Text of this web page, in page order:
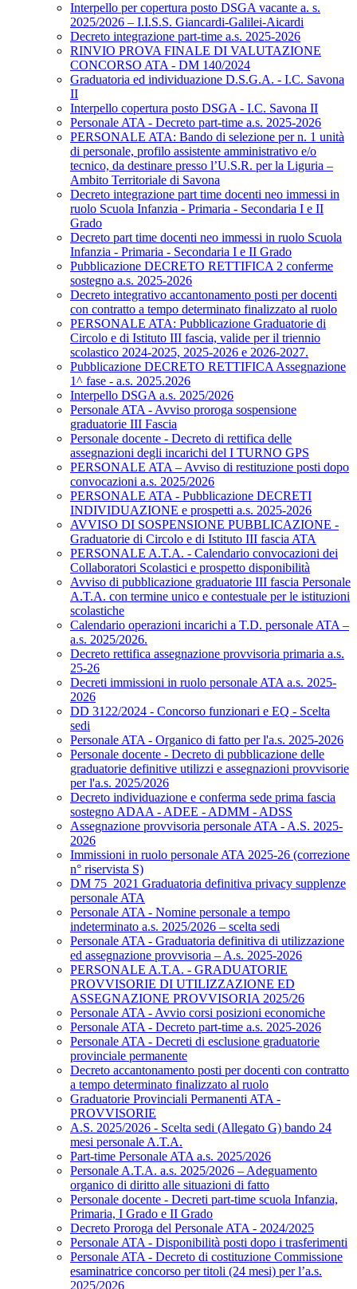
Interpello per copertura posto DSGA vacante a. s.
2025/2026 – I.I.S.S. Giancardi-Galilei-Aicardi
Decreto integrazione part-time a.s. 2025-2026
RINVIO PROVA FINALE DI VALUTAZIONE
CONCORSO ATA - DM 140/2024
Graduatoria ed individuazione D.S.G.A. - I.C. Savona
II
Interpello copertura posto DSGA - I.C. Savona II
Personale ATA - Decreto part-time a.s. 2025-2026
PERSONALE ATA: Bando di selezione per n. 1 unità
di personale, profilo assistente amministrativo e/o
tecnico, da destinare presso l’U.S.R. per la Liguria –
Ambito Territoriale di Savona
Decreto integrazione part time docenti neo immessi in
ruolo Scuola Infanzia - Primaria - Secondaria I e II
Grado
Decreto part time docenti neo immessi in ruolo Scuola
Infanzia - Primaria - Secondaria I e II Grado
Pubblicazione DECRETO RETTIFICA 2 conferme
sostegno a.s. 2025-2026
Decreto integrativo accantonamento posti per docenti
con contratto a tempo determinato finalizzato al ruolo
PERSONALE ATA: Pubblicazione Graduatorie di
Circolo e di Istituto III fascia, valide per il triennio
scolastico 2024-2025, 2025-2026 e 2026-2027.
Pubblicazione DECRETO RETTIFICA Assegnazione
1^ fase - a.s. 2025.2026
Interpello DSGA a.s. 2025/2026
Personale ATA - Avviso proroga sospensione
graduatorie III Fascia
Personale docente - Decreto di rettifica delle
assegnazioni degli incarichi del I TURNO GPS
PERSONALE ATA – Avviso di restituzione posti dopo
convocazioni a.s. 2025/2026
PERSONALE ATA - Pubblicazione DECRETI
INDIVIDUAZIONE e prospetti a.s. 2025-2026
AVVISO DI SOSPENSIONE PUBBLICAZIONE -
Graduatorie di Circolo e di Istituto III fascia ATA
PERSONALE A.T.A. - Calendario convocazioni dei
Collaboratori Scolastici e prospetto disponibilità
Avviso di pubblicazione graduatorie III fascia Personale
A.T.A. con termine unico e contestuale per le istituzioni
scolastiche
Calendario operazioni incarichi a T.D. personale ATA –
a.s. 2025/2026.
Decreto rettifica assegnazione provvisoria primaria a.s.
25-26
Decreti immissioni in ruolo personale ATA a.s. 2025-
2026
DD 3122/2024 - Concorso funzionari e EQ - Scelta
sedi
Personale ATA - Organico di fatto per l'a.s. 2025-2026
Personale docente - Decreto di pubblicazione delle
graduatorie definitive utilizzi e assegnazioni provvisorie
per l'a.s. 2025/2026
Decreto individuazione e conferma sede prima fascia
sostegno ADAA - ADEE - ADMM - ADSS
Assegnazione provvisoria personale ATA - A.S. 2025-
2026
Immissioni in ruolo personale ATA 2025-26 (correzione
n° riservista S)
DM 75_2021 Graduatoria definitiva privacy supplenze
personale ATA
Personale ATA - Nomine personale a tempo
indeterminato a.s. 2025/2026 – scelta sedi
Personale ATA - Graduatoria definitiva di utilizzazione
ed assegnazione provvisoria – A.s. 2025-2026
PERSONALE A.T.A. - GRADUATORIE
PROVVISORIE DI UTILIZZAZIONE ED
ASSEGNAZIONE PROVVISORIA 2025/26
Personale ATA - Avvio corsi posizioni economiche
Personale ATA - Decreto part-time a.s. 2025-2026
Personale ATA - Decreti di esclusione graduatorie
provinciale permanente
Decreto accantonamento posti per docenti con contratto
a tempo determinato finalizzato al ruolo
Graduatorie Provinciali Permanenti ATA -
PROVVISORIE
A.S. 2025/2026 - Scelta sedi (Allegato G) bando 24
mesi personale A.T.A.
Part-time Personale ATA a.s. 2025/2026
Personale A.T.A. a.s. 2025/2026 – Adeguamento
organico di diritto alle situazioni di fatto
Personale docente - Decreti part-time scuola Infanzia,
Primaria, I Grado e II Grado
Decreto Proroga del Personale ATA - 2024/2025
Personale ATA - Disponibilità posti dopo i trasferimenti
Personale ATA - Decreto di costituzione Commissione
esaminatrice concorso per titoli (24 mesi) per l’a.s.
2025/2026